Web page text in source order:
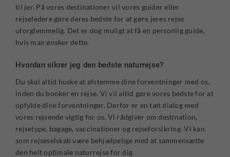
til jer. På vores destinationer vil vores guider eller
rejseledere gøre deres bedste for at gøre jeres rejse
uforglemmelig. Det er dog muligt at få en personlig guide,
hvis man ønsker dette.
Hvordan sikrer jeg den bedste naturrejse?
Du skal altid huske at afstemme dine forventninger med os,
inden du booker en rejse. Vi vil altid gøre vores bedste for at
opfylde dine forventninger. Derfor er en tæt dialog med
vores rejsende vigtig for os. Vi rådgiver om destination,
rejsetype, bagage, vaccinationer og rejseforsikring. Vi kan
som rejseselskab være behjælpelige med at sammensætte
den helt optimale naturrejse for dig.